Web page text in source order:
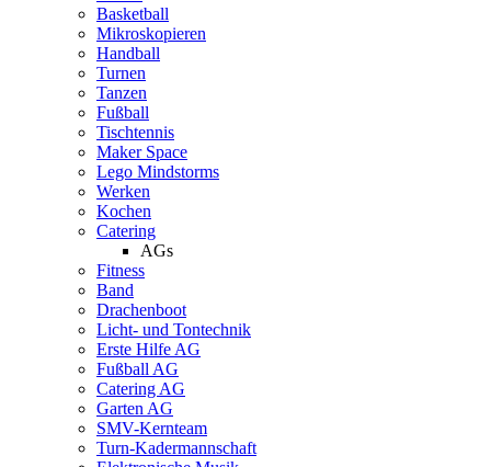
Basketball
Mikroskopieren
Handball
Turnen
Tanzen
Fußball
Tischtennis
Maker Space
Lego Mindstorms
Werken
Kochen
Catering
AGs
Fitness
Band
Drachenboot
Licht- und Tontechnik
Erste Hilfe AG
Fußball AG
Catering AG
Garten AG
SMV-Kernteam
Turn-Kadermannschaft